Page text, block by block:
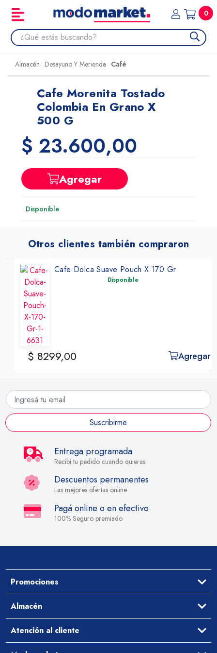
0
Almacén Desayuno Y Merienda Café
Cafe Morenita Tostado
Colombia En Grano X
500 G
$ 23.600,00
Agregar
Disponible
Otros clientes también compraron
Cafe Dolca Suave Pouch X 170 Gr
Disponible
$ 8299,00 Agregar
Suscribirme
Entrega programada
Recibí tu pedido cuando quieras
Descuentos permanentes
Las mejores ofertas online
Pagá online o en efectivo
100% Seguro premiado
Promociones
Almacén
Arroz y Legumbres
Atención al cliente